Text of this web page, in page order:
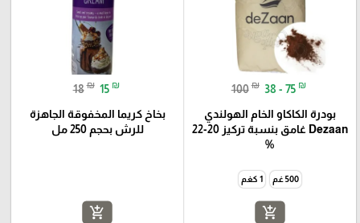
100 ₪ 38 - 75 ₪
بودرة الكاكاو الخام الهولندي
Dezaan غامق بنسبة تركيز 20-22
%
500 غم 1 كغم
add_shopping_cart
18 ₪ 15 ₪
بخاخ كريما المخفوقة الجاهزة
للرش بحجم 250 مل
add_shopping_cart